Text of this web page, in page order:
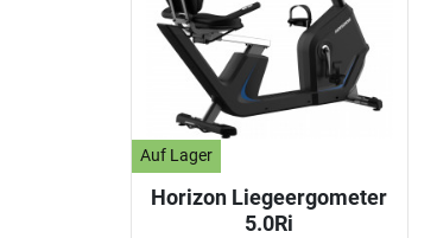
Auf Lager
Horizon Liegeergometer
5.0Ri